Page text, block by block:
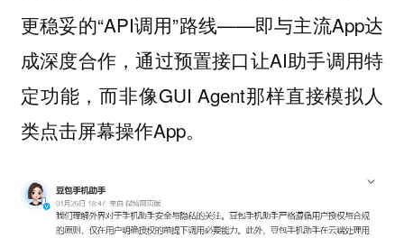
更稳妥的“API调用”路线——即与主流App达
成深度合作，通过预置接口让AI助手调用特
定功能，而非像GUI Agent那样直接模拟人
类点击屏幕操作App。